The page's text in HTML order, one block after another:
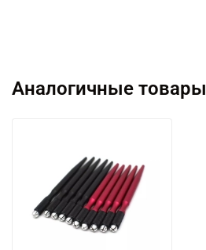
Аналогичные товары